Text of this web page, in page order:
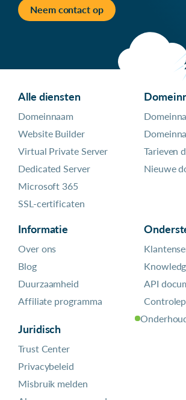
Neem contact op
Alle diensten
Domeinnaam
Website Builder
Virtual Private Server
Dedicated Server
Microsoft 365
SSL-certificaten
Tarieven
Nieuwe
Informatie
Over ons
Blog
Duurzaamheid
Affiliate programma
Juridisch
Trust Center
Privacybeleid
Misbruik melden
API